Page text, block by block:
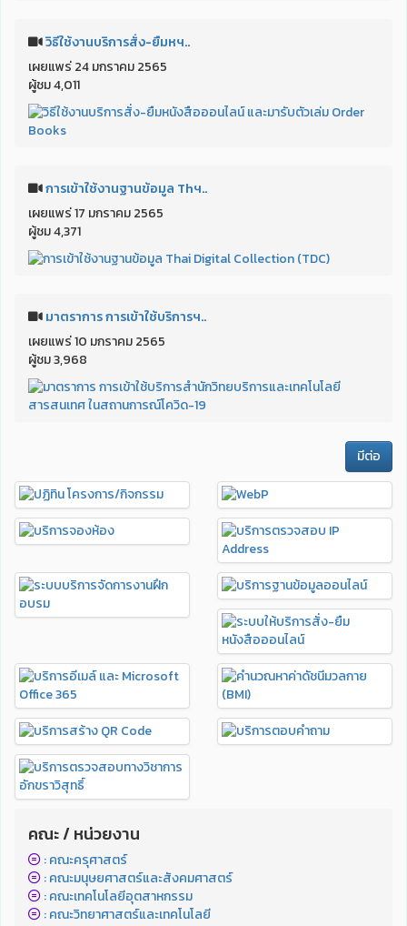
วิธีใช้งานบริการสั่ง-ยืมหฯ..
เผยแพร่ 24 มกราคม 2565
ผู้ชม 4,011
การเข้าใช้งานฐานข้อมูล Thฯ..
เผยแพร่ 17 มกราคม 2565
ผู้ชม 4,371
มาตราการ การเข้าใช้บริการฯ..
เผยแพร่ 10 มกราคม 2565
ผู้ชม 3,968
มีต่อ
คณะ / หน่วยงาน
: คณะครุศาสตร์
: คณะมนุษยศาสตร์และสังคมศาสตร์
: คณะเทคโนโลยีอุตสาหกรรม
: คณะวิทยาศาสตร์และเทคโนโลยี